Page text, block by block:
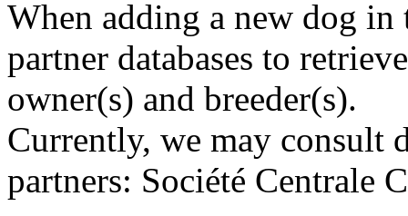
When adding a new dog in
partner databases to
owner(s) and breeder(s).
Currently, we may consult
partners: Société Centrale